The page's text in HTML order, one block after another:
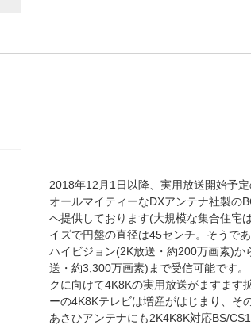
2018年12月1日以降、実用放送開始予
オールマイティーなDXアンテナ社製の
へ提供しております(大規模な集合住宅
イズで円盤の直径は45センチ。そうで
ハイビジョン(2K放送・約200万画素)
送・約3,300万画素)まで受信可能です
クに向けて4K8Kの実用放送がますます
ーの4K8Kテレビは増産がはじまり、そ
あさひアンテナにも2K4K8K対応BS/